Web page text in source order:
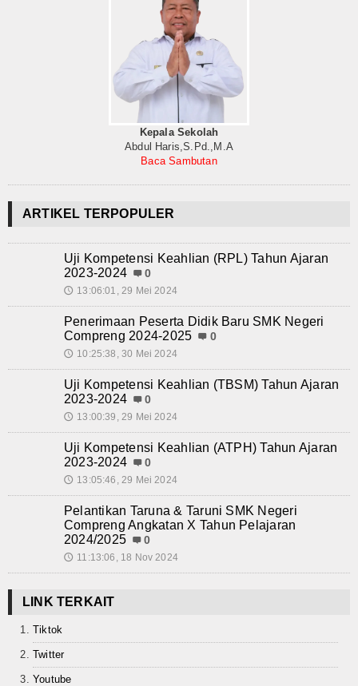
Kepala Sekolah
Abdul Haris,S.Pd.,M.A
Baca Sambutan
ARTIKEL TERPOPULER
Uji Kompetensi Keahlian (RPL) Tahun Ajaran
2023-2024
0
🕔 13:06:01, 29 Mei 2024
Penerimaan Peserta Didik Baru SMK Negeri
Compreng 2024-2025
0
🕔 10:25:38, 30 Mei 2024
Uji Kompetensi Keahlian (TBSM) Tahun Ajaran
2023-2024
0
🕔 13:00:39, 29 Mei 2024
Uji Kompetensi Keahlian (ATPH) Tahun Ajaran
2023-2024
0
🕔 13:05:46, 29 Mei 2024
Pelantikan Taruna & Taruni SMK Negeri
Compreng Angkatan X Tahun Pelajaran
2024/2025
0
🕔 11:13:06, 18 Nov 2024
LINK TERKAIT
Tiktok
Twitter
Youtube